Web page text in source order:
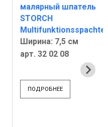
малярный шпатель
STORCH
Multifunktionsspachtel
Ширина: 7,5 см
арт. 32 02 08
ПОДРОБНЕЕ